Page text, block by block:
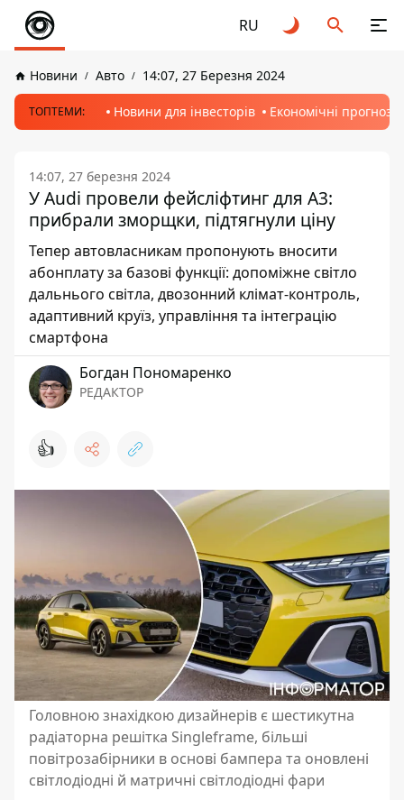
RU
Новини Авто 14:07, 27 Березня 2024
ТОПТЕМИ: Новини для інвесторів Економічні прогнози
14:07, 27 березня 2024
У Audi провели фейсліфтинг для A3:
прибрали зморщки, підтягнули ціну
Тепер автовласникам пропонують вносити
абонплату за базові функції: допоміжне світло
дальнього світла, двозонний клімат-контроль,
адаптивний круїз, управління та інтеграцію
смартфона
Богдан Пономаренко
РЕДАКТОР
👍
Головною знахідкою дизайнерів є шестикутна
радіаторна решітка Singleframe, більші
повітрозабірники в основі бампера та оновлені
світлодіодні й матричні світлодіодні фари